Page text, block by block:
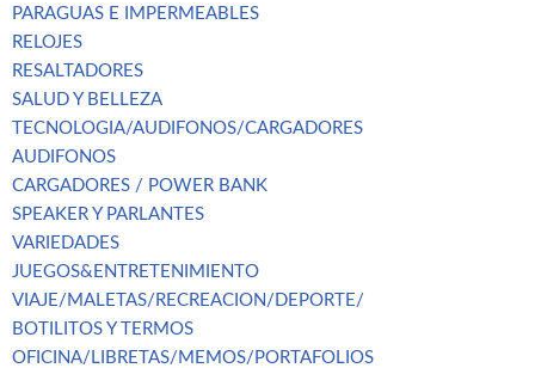
PARAGUAS E IMPERMEABLES
RELOJES
RESALTADORES
SALUD Y BELLEZA
TECNOLOGIA/AUDIFONOS/CARGADORES
AUDIFONOS
CARGADORES / POWER BANK
SPEAKER Y PARLANTES
VARIEDADES
JUEGOS&ENTRETENIMIENTO
VIAJE/MALETAS/RECREACION/DEPORTE/
BOTILITOS Y TERMOS
OFICINA/LIBRETAS/MEMOS/PORTAFOLIOS